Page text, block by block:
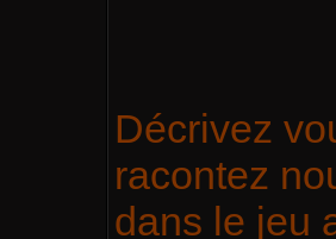
Décrivez
racontez
dans le jeu